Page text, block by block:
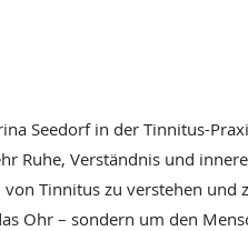
Seedorf in der Tinnitus-
Ruhe, Verständnis und
Tinnitus zu verstehen und
Ohr – sondern um den